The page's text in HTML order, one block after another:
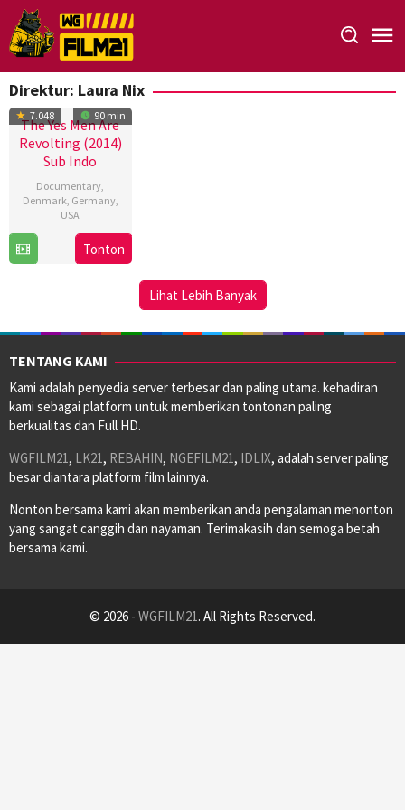
Loncat
ke
konten
Direktur: Laura Nix
7.048 90 min
The Yes Men Are
Revolting (2014)
Sub Indo
Documentary,
Denmark, Germany,
USA
Sep
Laura
Nix
Tonton
Lihat Lebih Banyak
TENTANG KAMI
Kami adalah penyedia server terbesar dan paling utama. kehadiran
kami sebagai platform untuk memberikan tontonan paling
berkualitas dan Full HD.
WGFILM21, LK21, REBAHIN, NGEFILM21, IDLIX, adalah server paling
besar diantara platform film lainnya.
Nonton bersama kami akan memberikan anda pengalaman menonton
yang sangat canggih dan nayaman. Terimakasih dan semoga betah
bersama kami.
© 2026 - WGFILM21. All Rights Reserved.